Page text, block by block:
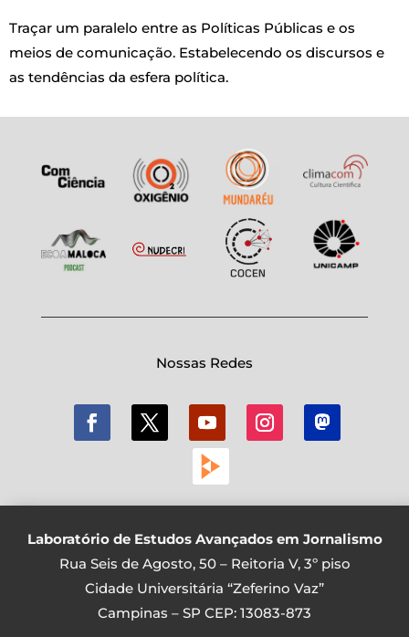
Traçar um paralelo entre as Políticas Públicas e os
meios de comunicação. Estabelecendo os discursos e
as tendências da esfera política.
Nossas Redes
Laboratório de Estudos Avançados em Jornalismo
Rua Seis de Agosto, 50 – Reitoria V, 3º piso
Cidade Universitária “Zeferino Vaz”
Campinas – SP CEP: 13083-873